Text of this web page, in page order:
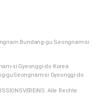
Bundang-gu Seongnam-si
si Gyeonggi-do Korea
guSeongnam-si Gyeonggi-do
Alle Rechte